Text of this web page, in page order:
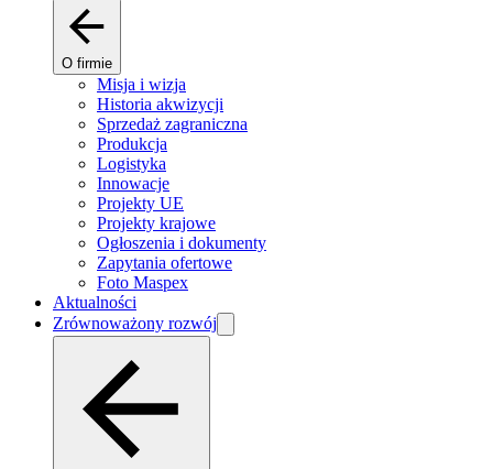
O firmie
Misja i wizja
Historia akwizycji
Sprzedaż zagraniczna
Produkcja
Logistyka
Innowacje
Projekty UE
Projekty krajowe
Ogłoszenia i dokumenty
Zapytania ofertowe
Foto Maspex
Aktualności
Zrównoważony rozwój